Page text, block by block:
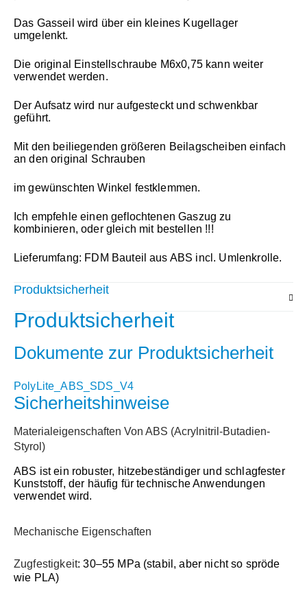
Das Gasseil wird über ein kleines Kugellager
umgelenkt.
Die original Einstellschraube M6x0,75 kann weiter
verwendet werden.
Der Aufsatz wird nur aufgesteckt und schwenkbar
geführt.
Mit den beiliegenden größeren Beilagscheiben einfach
an den original Schrauben
im gewünschten Winkel festklemmen.
Ich empfehle einen geflochtenen Gaszug zu
kombinieren, oder gleich mit bestellen !!!
Lieferumfang: FDM Bauteil aus ABS incl. Umlenkrolle.
Produktsicherheit
Produktsicherheit
Dokumente zur Produktsicherheit
PolyLite_ABS_SDS_V4
Sicherheitshinweise
Materialeigenschaften Von ABS (Acrylnitril-Butadien-
Styrol)
ABS ist ein robuster, hitzebeständiger und schlagfester
Kunststoff, der häufig für technische Anwendungen
verwendet wird.
Mechanische Eigenschaften
Zugfestigkeit: 30–55 MPa (stabil, aber nicht so spröde
wie PLA)